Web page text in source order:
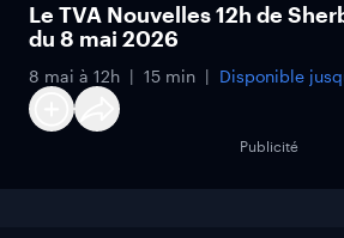
Le TVA Nouvelles 12h de
du 8 mai 2026
8 mai à 12h 15 min Disponible
Publicité